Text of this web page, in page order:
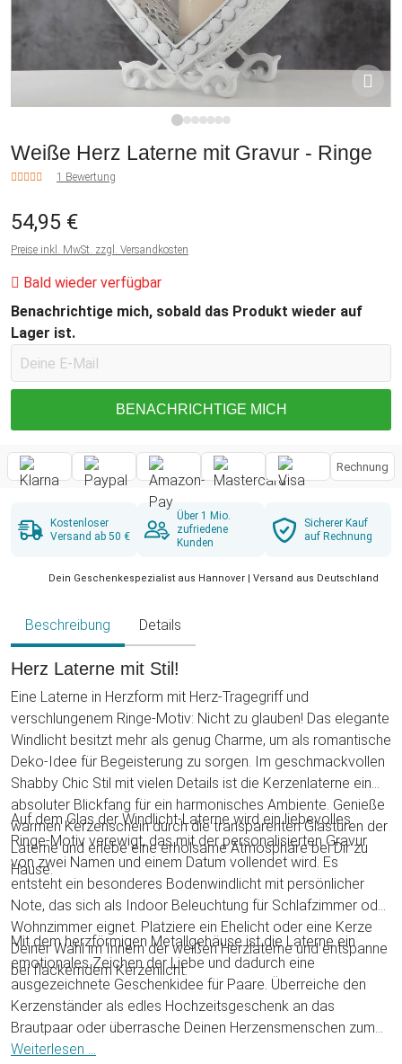
Weiße Herz Laterne mit Gravur - Ringe
1 Bewertung
54,95 €
Preise inkl. MwSt. zzgl. Versandkosten
Bald wieder verfügbar
Benachrichtige mich, sobald das Produkt wieder auf
Lager ist.
BENACHRICHTIGE MICH
Rechnung
Kostenloser
Versand ab 50 €
Über 1 Mio.
zufriedene
Kunden
Sicherer Kauf
auf Rechnung
Dein Geschenkespezialist aus Hannover | Versand aus Deutschland
Beschreibung Details
Herz Laterne mit Stil!
Eine Laterne in Herzform mit Herz-Tragegriff und
verschlungenem Ringe-Motiv: Nicht zu glauben! Das elegante
Windlicht besitzt mehr als genug Charme, um als romantische
Deko-Idee für Begeisterung zu sorgen. Im geschmackvollen
Shabby Chic Stil mit vielen Details ist die Kerzenlaterne ein
absoluter Blickfang für ein harmonisches Ambiente. Genieße
warmen Kerzenschein durch die transparenten Glastüren der
Laterne und erlebe eine erholsame Atmosphäre bei Dir zu
Hause.
Auf dem Glas der Windlicht-Laterne wird ein liebevolles
Ringe-Motiv verewigt, das mit der personalisierten Gravur
von zwei Namen und einem Datum vollendet wird. Es
entsteht ein besonderes Bodenwindlicht mit persönlicher
Note, das sich als Indoor Beleuchtung für Schlafzimmer oder
Wohnzimmer eignet. Platziere ein Ehelicht oder eine Kerze
Deiner Wahl im Innern der weißen Herzlaterne und entspanne
bei flackerndem Kerzenlicht.
Mit dem herzförmigen Metallgehäuse ist die Laterne ein
emotionales Zeichen der Liebe und dadurch eine
ausgezeichnete Geschenkidee für Paare. Überreiche den
Kerzenständer als edles Hochzeitsgeschenk an das
Brautpaar oder überrasche Deinen Herzensmenschen zum
Jahrestag. Egal ob zur Hochzeit, zum Hochzeitstag, Jubiläum
Weiterlesen ...